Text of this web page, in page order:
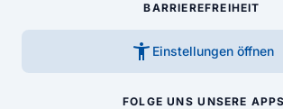
BARRIEREFREIHEIT
accessibility_new Einstellungen öffnen
FOLGE UNS UNSERE APPS